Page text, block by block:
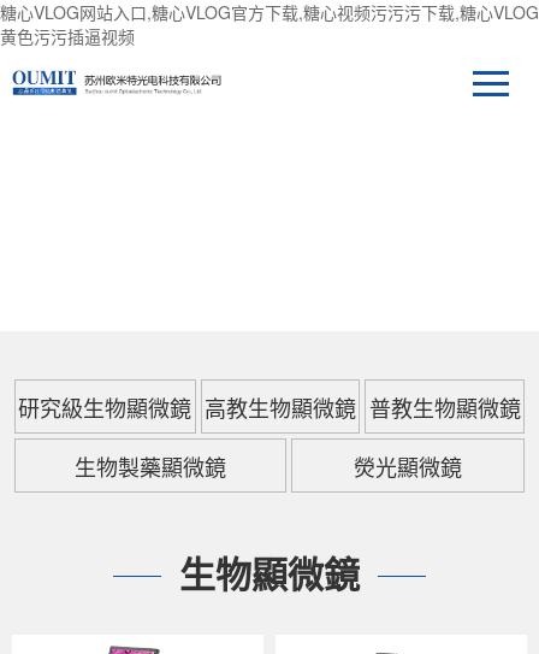
糖心VLOG网站入口,糖心VLOG官方下载,糖心视频污污污下载,糖心VLOG
黄色污污插逼视频
研究級生物顯微鏡 高教生物顯微鏡 普教生物顯微鏡
生物製藥顯微鏡
熒光顯微鏡
生物顯微鏡